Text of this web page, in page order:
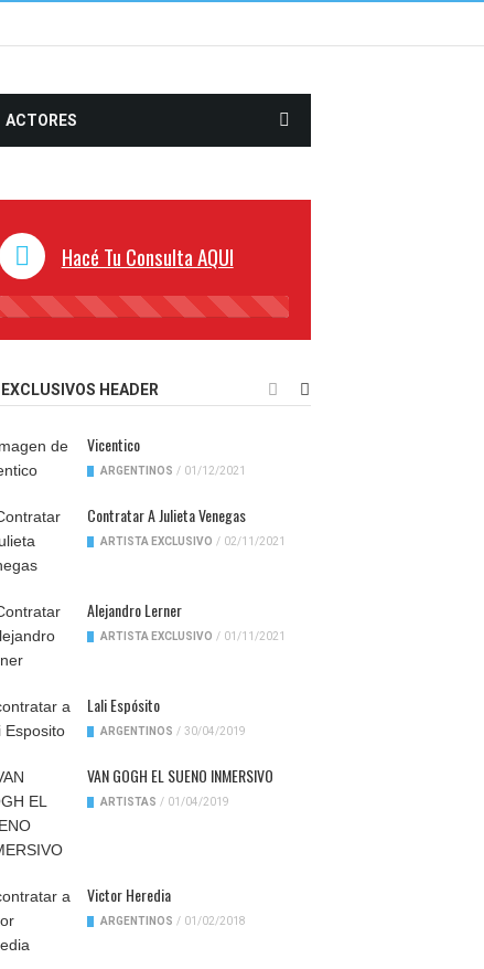
ACTORES
Hacé Tu Consulta AQUI
45%
EXCLUSIVOS HEADER
Vicentico
ARGENTINOS / 01/12/2021
Contratar A Julieta Venegas
ARTISTA EXCLUSIVO / 02/11/2021
Alejandro Lerner
ARTISTA EXCLUSIVO / 01/11/2021
Lali Espósito
ARGENTINOS / 30/04/2019
VAN GOGH EL SUENO INMERSIVO
ARTISTAS / 01/04/2019
Victor Heredia
ARGENTINOS / 01/02/2018